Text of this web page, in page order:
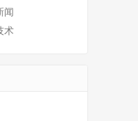
闻
术